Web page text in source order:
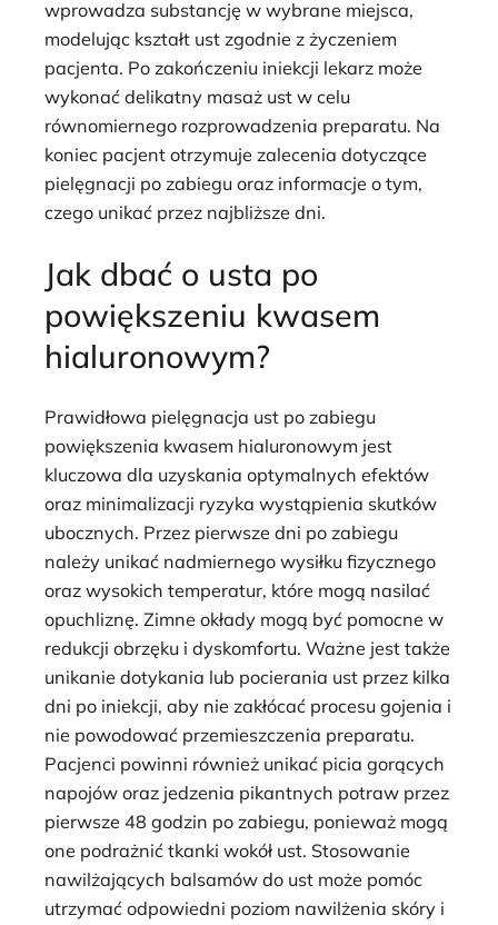
wprowadza substancję w wybrane miejsca,
modelując kształt ust zgodnie z życzeniem
pacjenta. Po zakończeniu iniekcji lekarz może
wykonać delikatny masaż ust w celu
równomiernego rozprowadzenia preparatu. Na
koniec pacjent otrzymuje zalecenia dotyczące
pielęgnacji po zabiegu oraz informacje o tym,
czego unikać przez najbliższe dni.
Jak dbać o usta po
powiększeniu kwasem
hialuronowym?
Prawidłowa pielęgnacja ust po zabiegu
powiększenia kwasem hialuronowym jest
kluczowa dla uzyskania optymalnych efektów
oraz minimalizacji ryzyka wystąpienia skutków
ubocznych. Przez pierwsze dni po zabiegu
należy unikać nadmiernego wysiłku fizycznego
oraz wysokich temperatur, które mogą nasilać
opuchliznę. Zimne okłady mogą być pomocne w
redukcji obrzęku i dyskomfortu. Ważne jest także
unikanie dotykania lub pocierania ust przez kilka
dni po iniekcji, aby nie zakłócać procesu gojenia i
nie powodować przemieszczenia preparatu.
Pacjenci powinni również unikać picia gorących
napojów oraz jedzenia pikantnych potraw przez
pierwsze 48 godzin po zabiegu, ponieważ mogą
one podrażnić tkanki wokół ust. Stosowanie
nawilżających balsamów do ust może pomóc
utrzymać odpowiedni poziom nawilżenia skóry i